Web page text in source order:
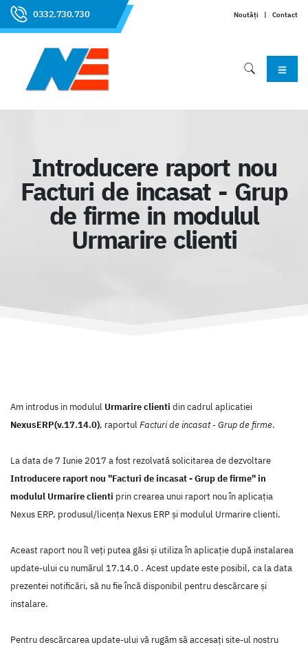
0332.730.730 Noutăți | Contact
Introducere raport nou
Facturi de incasat - Grup
de firme in modulul
Urmarire clienti
Am introdus in modulul Urmarire clienti din cadrul aplicatiei
NexusERP(v.17.14.0), raportulFacturi de incasat - Grup de firme.
La data de 7 Iunie 2017 a fost rezolvată solicitarea de dezvoltare
Introducere raport nou "Facturi de incasat - Grup de firme" in
modulul Urmarire clienti prin crearea unui raport nou în aplicaţia
Nexus ERP, produsul/licenţa Nexus ERP şi modulul Urmarire clienti.
Aceast raport nou îl veţi putea găsi şi utiliza în aplicaţie după instalarea
update-ului cu numărul 17.14.0 . Acest update este posibil, ca la data
prezentei notificări, să nu fie încă disponibil pentru descărcare şi
instalare.
Pentru descărcarea update-ului vă rugăm să accesaţi site-ul nostru